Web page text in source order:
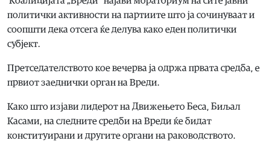
политички активности на партиите што ја сочинуваат и
соопшти дека отсега ќе делува како еден политички
субјект.
Претседателството кое вечерва ја одржа првата средба, е
првиот заеднички орган на Вреди.
Како што изјави лидерот на Движењето Беса, Биљал
Касами, на следните средби на Вреди ќе бидат
конституирани и другите органи на раководството.